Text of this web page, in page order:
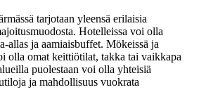
tarjotaan yleensä erilaisia
Hotelleissa voi olla
allas ja aamiaisbuffet. Mökeissä ja
olla omat keittiötilat, takka tai vaikkapa
puolestaan voi olla yhteisiä
ja mahdollisuus vuokrata